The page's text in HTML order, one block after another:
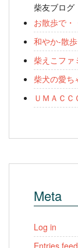
柴友ブログ
お散歩で・
和やか-散歩
柴えこフ
柴犬の愛ち
ＵＭＡＣＣ
Meta
Log in